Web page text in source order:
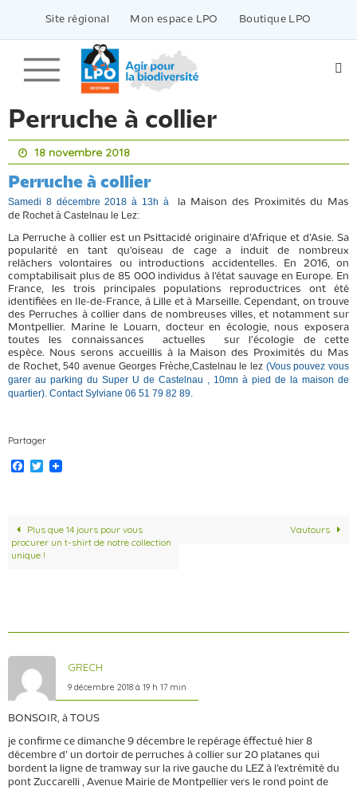
contenu
Site régional Mon espace LPO Boutique LPO
Perruche à collier
18 novembre 2018
Perruche à collier
Samedi 8 décembre 2018 à 13h à la M aison des Proximitésdu Mas
de
Rochet à Castelnau le Lez:
La Perruche à collierest un Psittacidé originaire d’Afrique et d’Asie. Sa
popularité en tant qu’oiseau de cage a induit de nombreux
relâchersvolontaires ou introductions accidentelles. En 2016, on
comptabilisait plus de 85 000 individus à l’état sauvage en Europe. En
France, les trois principales populations reproductrices ont été
identifiées en Ile-de-France, à Lille et à Marseille. Cependant, on trouve
des
Perruches à collier dans de nombreuses villes, et notamment sur
Montpellier. Marine le Louarn, docteur en écologie,
nous exposera
toutes les connaissances actuelles sur l'écologie de cette
espèce. Nous serons accueillis à la Maison des Proximités du Mas
de
Rochet,540 avenue Georges Frèche Castelnau le lez (Vous pouvez vous
garer au parking du Super U de Castelnau , 10mn à pied de la maison de
quartier). Contact Sylviane 06 51 79 82 89.
Partager
F
o
o
k
T
e
r
Plus que 14 jours pour vous
procurer un t-shirt de notre collection
unique !
Vautours
GRECH
9 décembre 2018 à 19 h 17 min
BONSOIR, à TOUS
je confirme ce dimanche 9 décembre le repérage éffectué hier 8
décembre d’ un dortoir de perruches à collier sur 20 platanes qui
bordent la ligne de tramway sur la rive gauche du LEZ à l’extrémité du
pont Zuccarelli , Avenue Mairie de Montpellier vers le rond point de